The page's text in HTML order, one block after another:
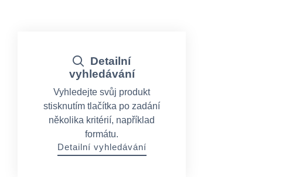
Detailní
vyhledávání
Vyhledejte svůj produkt
stisknutím tlačítka po zadání
několika kritérií, například
formátu.
Detailní vyhledávání